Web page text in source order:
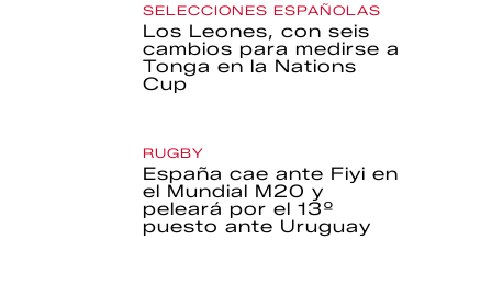
SELECCIONES ESPAÑOLAS
Los Leones, con seis
cambios para medirse a
Tonga en la Nations
Cup
RUGBY
España cae ante Fiyi en
el Mundial M20 y
peleará por el 13º
puesto ante Uruguay